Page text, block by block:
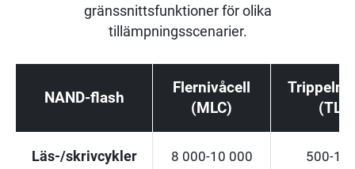
gränssnittsfunktioner för olika
tillämpningsscenarier.
NAND-flash
Flernivåcell
(MLC)
(TLC)
Läs-/skrivcykler 8 000-10 000 500-1